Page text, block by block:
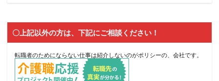
〇上記以外の方は、下記にご相談ください！
転職者のためにならない仕事は紹介しないのがポリシーの、会社です。